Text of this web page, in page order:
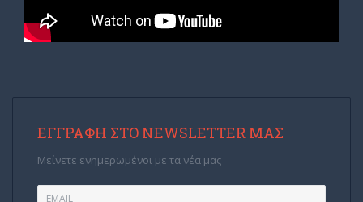
ΕΓΓΡΑΦΉ ΣΤΟ NEWSLETTER ΜΑΣ
Μείνετε ενημερωμένοι με τα νέα μας